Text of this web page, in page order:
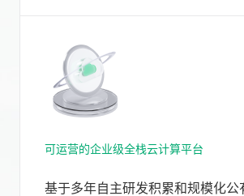
可运营的企业级全栈云计算平台
基于多年自主研发积累和规模化公